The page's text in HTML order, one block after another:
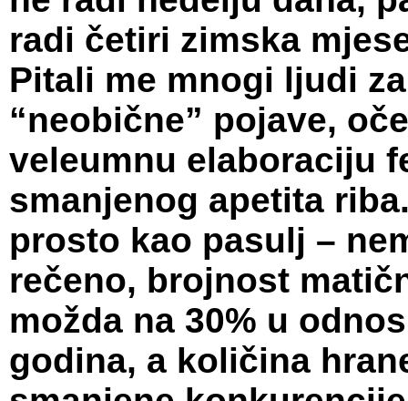
radi četiri zimska
Pitali me mnogi ljudi
“neobične” pojave,
veleumnu elaboraciju
smanjenog apetita
prosto kao pasulj –
rečeno, brojnost
možda na 30% u
godina, a količina